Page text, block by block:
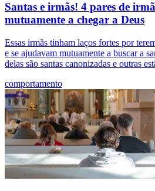
Santas e irmãs! 4 pares de
mutuamente a chegar a Deus
Essas irmãs tinham laços fortes por
e se ajudavam mutuamente a buscar a
delas são santas canonizadas e outras
comportamento